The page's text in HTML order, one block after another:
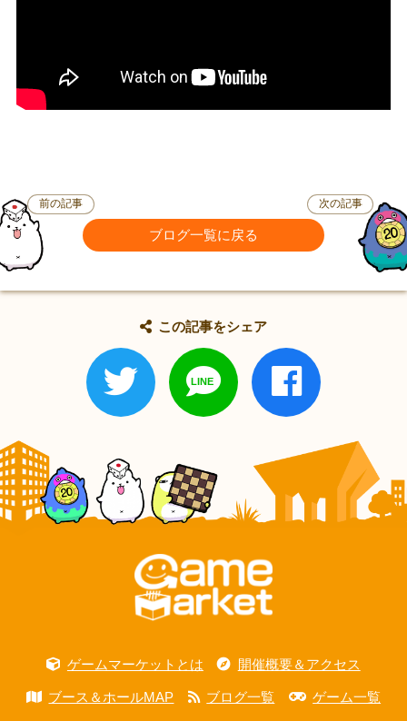
前の記事
ブログ一覧に戻る
次の記事
この記事をシェア
ゲームマーケットとは 開催概要＆アクセス
ブース＆ホールMAP ブログ一覧 ゲーム一覧